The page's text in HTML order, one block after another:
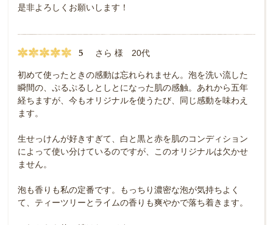
是非よろしくお願いします！
5 さら 様 20代
初めて使ったときの感動は忘れられません。泡を洗い流した
瞬間の、ぷるぷるしとしとになった肌の感触。あれから五年
経ちますが、今もオリジナルを使うたび、同じ感動を味わえ
ます。
生せっけんが好きすぎて、白と黒と赤を肌のコンディション
によって使い分けているのですが、このオリジナルは欠かせ
ません。
泡も香りも私の定番です。もっちり濃密な泡が気持ちよく
て、ティーツリーとライムの香りも爽やかで落ち着きます。